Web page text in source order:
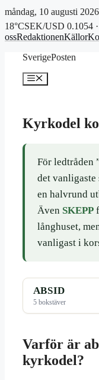
måndag, 10 augusti 2026
18°CSEK/USD 0.1054
ossRedaktionenKällor
SverigePosten
Meny
Kyrkodel
För ledtråden
det vanligaste
en halvrund
Även SKEPP
långhuset,
vanligast i
ABSID
5 bokstäver
Varför är
kyrkodel?